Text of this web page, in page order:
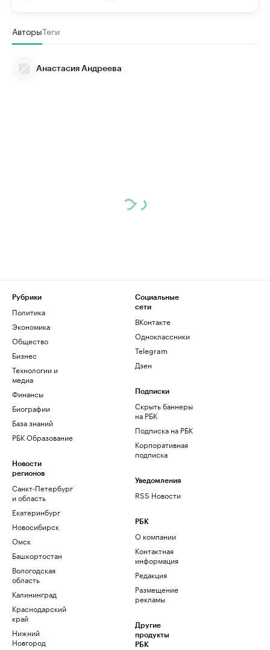
АвторыТеги
Анастасия Андреева
Рубрики
Политика
Экономика
Общество
Бизнес
Технологии и
медиа
Финансы
Биографии
База знаний
РБК Образование
Новости
регионов
Санкт-Петербург
и область
Екатеринбург
Новосибирск
Омск
Башкортостан
Вологодская
область
Калининград
Краснодарский
край
Нижний
Новгород
Социальные
сети
ВКонтакте
Одноклассники
Telegram
Дзен
Подписки
Скрыть баннеры
на РБК
Подписка на РБК
Корпоративная
подписка
Уведомления
RSS Новости
РБК
О компании
Контактная
информация
Редакция
Размещение
рекламы
Другие
продукты
РБК